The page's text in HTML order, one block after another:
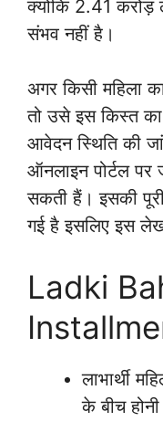
क्योंकि 2.41 करोड़
संभव नहीं है।
अगर किसी महिला
तो उसे इस किस्त
आवेदन स्थिति की
ऑनलाइन पोर्टल
सकती हैं। इसकी
गई है इसलिए इस
Ladki
लाभार्थी
के बीच होनी